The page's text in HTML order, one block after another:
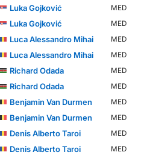
Luka Gojković
MED
Luka Gojković
MED
Luca Alessandro Mihai
MED
Luca Alessandro Mihai
MED
Richard Odada
MED
Richard Odada
MED
Benjamin Van Durmen
MED
Benjamin Van Durmen
MED
Denis Alberto Taroi
MED
Denis Alberto Taroi
MED